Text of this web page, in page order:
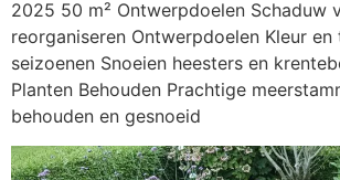
2025 50 m² Ontwerpdoelen Schaduw
reorganiseren Ontwerpdoelen Kleur
seizoenen Snoeien heesters en
Planten Behouden Prachtige
behouden en gesnoeid